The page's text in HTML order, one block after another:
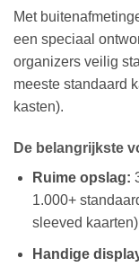
Met
een speciaal
organizers veilig
meeste standaard
kasten).
De belangrijkste
Ruime opslag:
1.000+
sleeved
Handige